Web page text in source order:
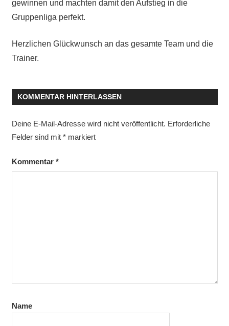
gewinnen und machten damit den Aufstieg in die
Gruppenliga perfekt.
Herzlichen Glückwunsch an das gesamte Team und die
Trainer.
KOMMENTAR HINTERLASSEN
Deine E-Mail-Adresse wird nicht veröffentlicht. Erforderliche
Felder sind mit *markiert
Kommentar *
Name